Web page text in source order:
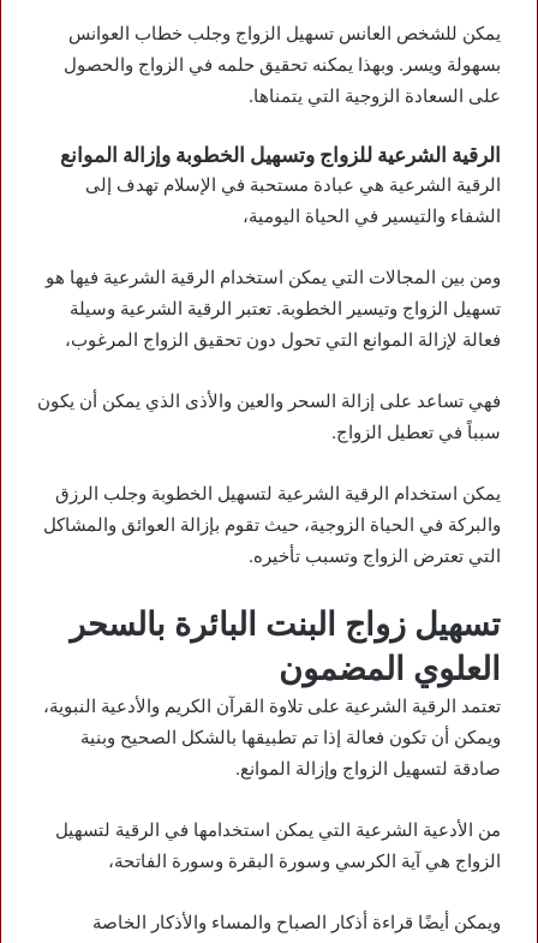
يمكن للشخص العانس تسهيل الزواج وجلب خطاب العوانس
بسهولة ويسر. وبهذا يمكنه تحقيق حلمه في الزواج والحصول
على السعادة الزوجية التي يتمناها.
الرقية الشرعية للزواج وتسهيل الخطوبة وإزالة الموانع
الرقية الشرعية هي عبادة مستحبة في الإسلام تهدف إلى
الشفاء والتيسير في الحياة اليومية،
ومن بين المجالات التي يمكن استخدام الرقية الشرعية فيها هو
تسهيل الزواج وتيسير الخطوبة. تعتبر الرقية الشرعية وسيلة
فعالة لإزالة الموانع التي تحول دون تحقيق الزواج المرغوب،
فهي تساعد على إزالة السحر والعين والأذى الذي يمكن أن يكون
سبباً في تعطيل الزواج.
يمكن استخدام الرقية الشرعية لتسهيل الخطوبة وجلب الرزق
والبركة في الحياة الزوجية، حيث تقوم بإزالة العوائق والمشاكل
التي تعترض الزواج وتسبب تأخيره.
تسهيل زواج البنت البائرة بالسحر
العلوي المضمون
تعتمد الرقية الشرعية على تلاوة القرآن الكريم والأدعية النبوية،
ويمكن أن تكون فعالة إذا تم تطبيقها بالشكل الصحيح وبنية
صادقة لتسهيل الزواج وإزالة الموانع.
من الأدعية الشرعية التي يمكن استخدامها في الرقية لتسهيل
الزواج هي آية الكرسي وسورة البقرة وسورة الفاتحة،
ويمكن أيضًا قراءة أذكار الصباح والمساء والأذكار الخاصة